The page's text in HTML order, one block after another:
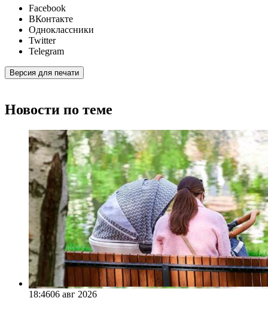
Facebook
ВКонтакте
Одноклассники
Twitter
Telegram
Версия для печати
Новости по теме
18:4606 авг 2026